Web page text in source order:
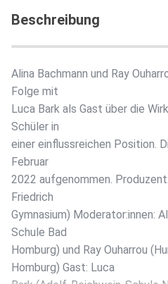
Beschreibung
Alina Bachmann und Ray
Folge mit
Luca Bark als Gast über die
Schüler in
einer einflussreichen Position.
Februar
2022 aufgenommen.
Friedrich
Gymnasium) Moderator:innen:
Schule Bad
Homburg) und Ray Ouharrou
Homburg) Gast: Luca